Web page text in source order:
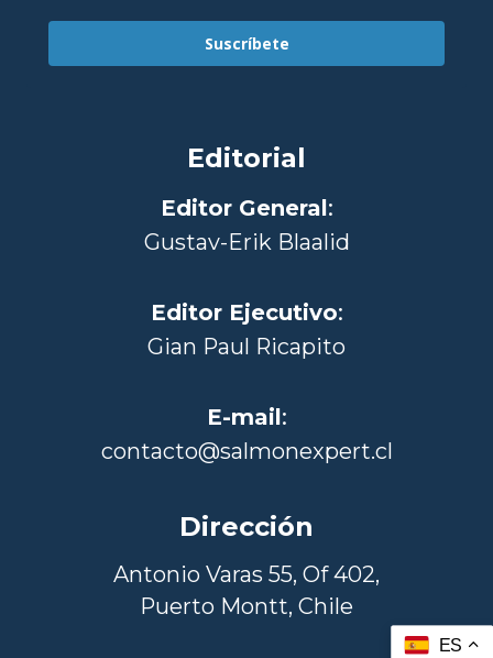
Suscríbete
Editorial
Editor General:
Gustav-Erik Blaalid
Editor Ejecutivo:
Gian Paul Ricapito
E-mail:
contacto@salmonexpert.cl
Dirección
Antonio Varas 55, Of 402,
Puerto Montt, Chile
ES